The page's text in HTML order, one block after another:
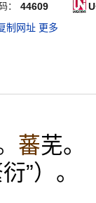
： 44609
制网址 更多
蕃芜。
”）。